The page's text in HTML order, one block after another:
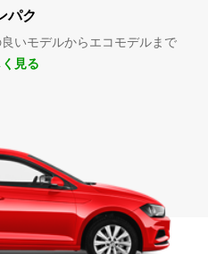
パク
いモデルからエコモデルまで
見る